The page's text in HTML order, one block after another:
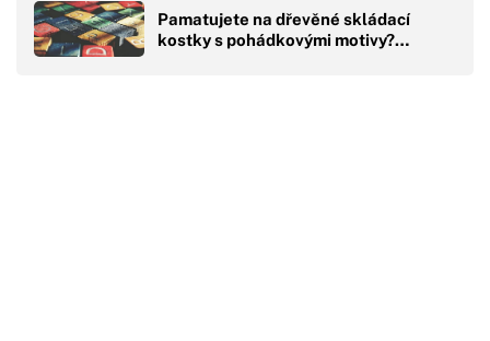
Pamatujete na dřevěné skládací
kostky s pohádkovými motivy?…